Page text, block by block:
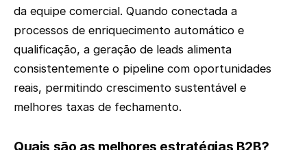
da equipe comercial. Quando conectada a
processos de enriquecimento automático e
qualificação, a geração de leads alimenta
consistentemente o pipeline com oportunidades
reais, permitindo crescimento sustentável e
melhores taxas de fechamento.